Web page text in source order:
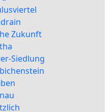
Zukunft
Siedlung